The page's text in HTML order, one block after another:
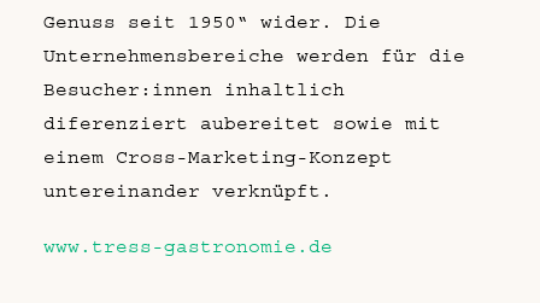
Genuss seit 1950“ wider. Die
Unternehmensbereiche werden für die
Besucher:innen inhaltlich
diferenziert aubereitet sowie mit
einem Cross-Marketing-Konzept
untereinander verknüpft.
www.tress-gastronomie.de